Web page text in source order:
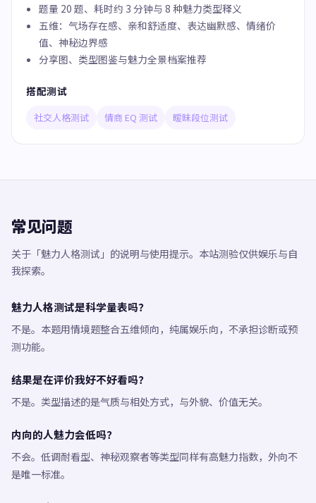
题量 20 题、耗时约 3 分钟与 8 种魅力类型释义
五维：气场存在感、亲和舒适度、表达幽默感、情绪价
值、神秘边界感
分享图、类型图鉴与魅力全景档案推荐
搭配测试
社交人格测试 情商 EQ 测试 暧昧段位测试
常见问题
关于「魅力人格测试」的说明与使用提示。本站测验仅供娱乐与自
我探索。
魅力人格测试是科学量表吗？
不是。本题用情境题整合五维倾向，纯属娱乐向，不承担诊断或预
测功能。
结果是在评价我好不好看吗？
不是。类型描述的是气质与相处方式，与外貌、价值无关。
内向的人魅力会低吗？
不会。低调耐看型、神秘观察者等类型同样有高魅力指数，外向不
是唯一标准。